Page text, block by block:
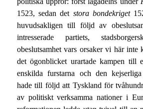
1523, sedan det stora bondekriget
huvudsakligen till följd av
intresserade partiets,
obeslutsamhet vars orsaker vi här inte
det ögonblicket urartade kampen till
enskilda furstarna och den
hade till följd att Tyskland för
av politiskt verksamma nationer i